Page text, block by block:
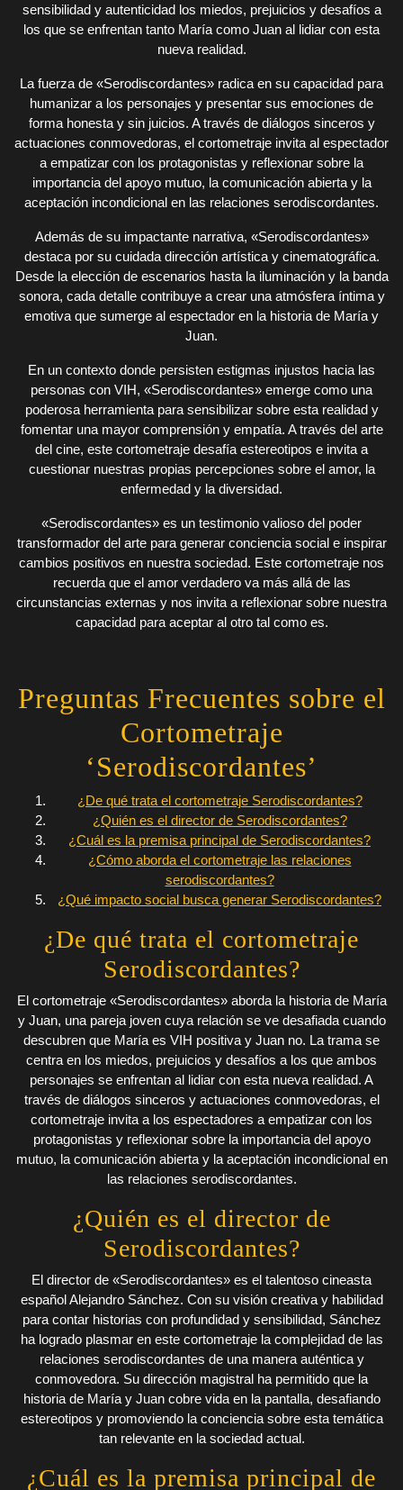
sensibilidad y autenticidad los miedos, prejuicios y desafíos a
los que se enfrentan tanto María como Juan al lidiar con esta
nueva realidad.
La fuerza de «Serodiscordantes» radica en su capacidad para
humanizar a los personajes y presentar sus emociones de
forma honesta y sin juicios. A través de diálogos sinceros y
actuaciones conmovedoras, el cortometraje invita al espectador
a empatizar con los protagonistas y reflexionar sobre la
importancia del apoyo mutuo, la comunicación abierta y la
aceptación incondicional en las relaciones serodiscordantes.
Además de su impactante narrativa, «Serodiscordantes»
destaca por su cuidada dirección artística y cinematográfica.
Desde la elección de escenarios hasta la iluminación y la banda
sonora, cada detalle contribuye a crear una atmósfera íntima y
emotiva que sumerge al espectador en la historia de María y
Juan.
En un contexto donde persisten estigmas injustos hacia las
personas con VIH, «Serodiscordantes» emerge como una
poderosa herramienta para sensibilizar sobre esta realidad y
fomentar una mayor comprensión y empatía. A través del arte
del cine, este cortometraje desafía estereotipos e invita a
cuestionar nuestras propias percepciones sobre el amor, la
enfermedad y la diversidad.
«Serodiscordantes» es un testimonio valioso del poder
transformador del arte para generar conciencia social e inspirar
cambios positivos en nuestra sociedad. Este cortometraje nos
recuerda que el amor verdadero va más allá de las
circunstancias externas y nos invita a reflexionar sobre nuestra
capacidad para aceptar al otro tal como es.
Preguntas Frecuentes sobre el
Cortometraje
‘Serodiscordantes’
¿De qué trata el cortometraje Serodiscordantes?
¿Quién es el director de Serodiscordantes?
¿Cuál es la premisa principal de Serodiscordantes?
¿Cómo aborda el cortometraje las relaciones
serodiscordantes?
¿Qué impacto social busca generar Serodiscordantes?
¿De qué trata el cortometraje
Serodiscordantes?
El cortometraje «Serodiscordantes» aborda la historia de María
y Juan, una pareja joven cuya relación se ve desafiada cuando
descubren que María es VIH positiva y Juan no. La trama se
centra en los miedos, prejuicios y desafíos a los que ambos
personajes se enfrentan al lidiar con esta nueva realidad. A
través de diálogos sinceros y actuaciones conmovedoras, el
cortometraje invita a los espectadores a empatizar con los
protagonistas y reflexionar sobre la importancia del apoyo
mutuo, la comunicación abierta y la aceptación incondicional en
las relaciones serodiscordantes.
¿Quién es el director de
Serodiscordantes?
El director de «Serodiscordantes» es el talentoso cineasta
español Alejandro Sánchez. Con su visión creativa y habilidad
para contar historias con profundidad y sensibilidad, Sánchez
ha logrado plasmar en este cortometraje la complejidad de las
relaciones serodiscordantes de una manera auténtica y
conmovedora. Su dirección magistral ha permitido que la
historia de María y Juan cobre vida en la pantalla, desafiando
estereotipos y promoviendo la conciencia sobre esta temática
tan relevante en la sociedad actual.
¿Cuál es la premisa principal de